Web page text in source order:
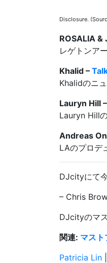
Disclosure.
ROSALIA &
レゲトンア
Khalid –
Khalidのニ
Lauryn Hill –
Lauryn Hill
Andreas
LAのプロデ
DJcityにて
– Chris
DJcityのマ
関連: マス
Patricia Lin